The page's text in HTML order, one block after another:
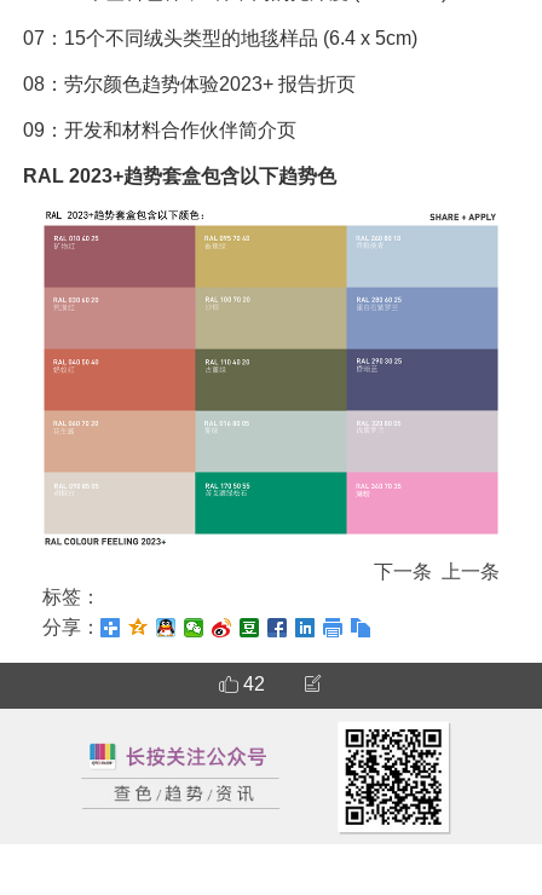
07：15个不同绒头类型的地毯样品 (6.4 x 5cm)
08：劳尔颜色趋势体验2023+ 报告折页
09：开发和材料合作伙伴简介页
RAL 2023+趋势套盒包含以下趋势色
下一条
上一条
标签：
分享：
42